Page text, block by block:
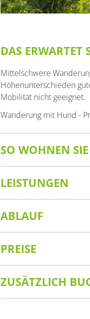
DAS ERWARTET
Mittelschwere
Höhenunterschieden
Mobilität nicht geeignet.
Wanderung mit Hund -
SO WOHNEN SIE
LEISTUNGEN
ABLAUF
PREISE
ZUSÄTZLICH